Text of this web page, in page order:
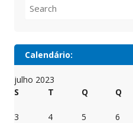
for:
Calendário:
julho 2023
S
T Q Q
3
4 5 6